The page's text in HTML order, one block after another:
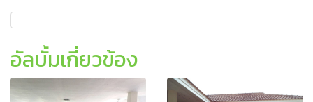
อัลบั้มเกี่ยวข้อง